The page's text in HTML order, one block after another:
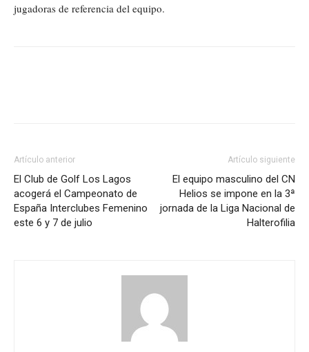
jugadoras de referencia del equipo.
Artículo anterior
El Club de Golf Los Lagos
acogerá el Campeonato de
España Interclubes Femenino
este 6 y 7 de julio
Artículo siguiente
El equipo masculino del CN
Helios se impone en la 3ª
jornada de la Liga Nacional de
Halterofilia